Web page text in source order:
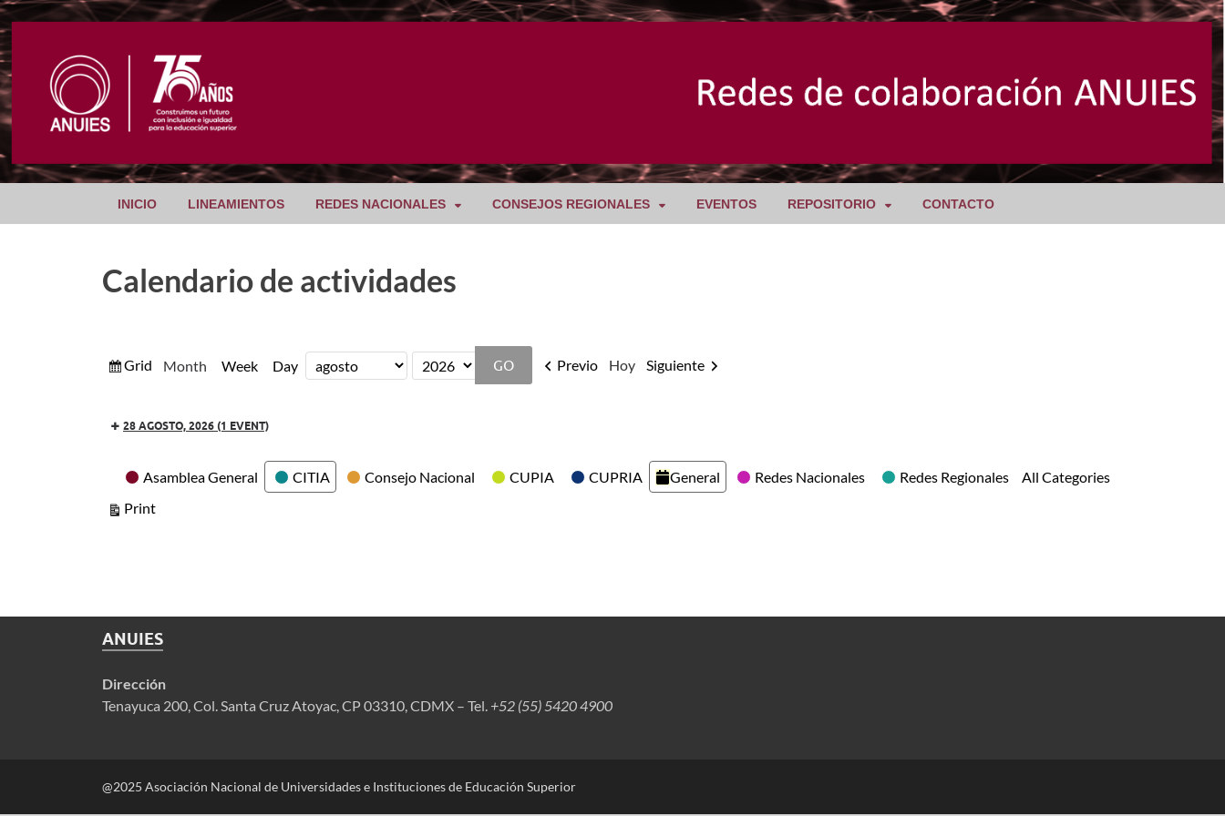
INICIO LINEAMIENTOS REDES NACIONALES CONSEJOS REGIONALES EVENTOS REPOSITORIO CONTACTO
Calendario de actividades
View
Grid Month Week Day
Month
Year
Previo Hoy Siguiente
28 AGOSTO, 2026 (1 EVENT)
CategoriesAsamblea General CITIA Consejo Nacional CUPIA CUPRIA General Redes Nacionales Redes Regionales
All Categories
PrintView
ANUIES
Dirección
Tenayuca 200, Col. Santa Cruz Atoyac, CP 03310, CDMX – Tel. +52 (55) 5420 4900
@2025 Asociación Nacional de Universidades e Instituciones de Educación Superior